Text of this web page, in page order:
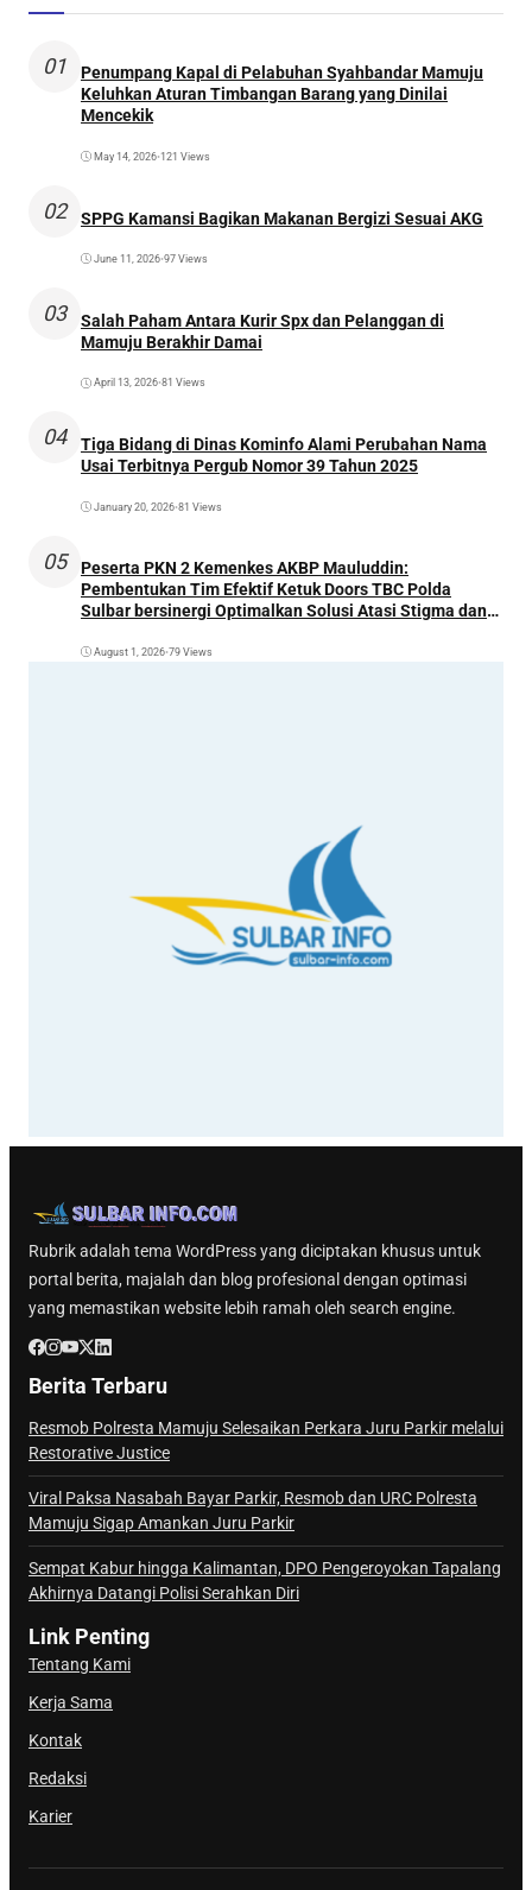
01
Penumpang Kapal di Pelabuhan Syahbandar Mamuju
Keluhkan Aturan Timbangan Barang yang Dinilai
Mencekik
May 14, 2026•121 Views
02 SPPG Kamansi Bagikan Makanan Bergizi Sesuai AKG
June 11, 2026•97 Views
03
Salah Paham Antara Kurir Spx dan Pelanggan di
Mamuju Berakhir Damai
April 13, 2026•81 Views
04
Tiga Bidang di Dinas Kominfo Alami Perubahan Nama
Usai Terbitnya Pergub Nomor 39 Tahun 2025
January 20, 2026•81 Views
05
Peserta PKN 2 Kemenkes AKBP Mauluddin:
Pembentukan Tim Efektif Ketuk Doors TBC Polda
Sulbar bersinergi Optimalkan Solusi Atasi Stigma dan
August 1, 2026•79 Views
Rubrik adalah tema WordPress yang diciptakan khusus untuk
portal berita, majalah dan blog profesional dengan optimasi
yang memastikan website lebih ramah oleh search engine.
Berita Terbaru
Resmob Polresta Mamuju Selesaikan Perkara Juru Parkir melalui
Restorative Justice
Viral Paksa Nasabah Bayar Parkir, Resmob dan URC Polresta
Mamuju Sigap Amankan Juru Parkir
Sempat Kabur hingga Kalimantan, DPO Pengeroyokan Tapalang
Akhirnya Datangi Polisi Serahkan Diri
Link Penting
Tentang Kami
Kerja Sama
Kontak
Redaksi
Karier